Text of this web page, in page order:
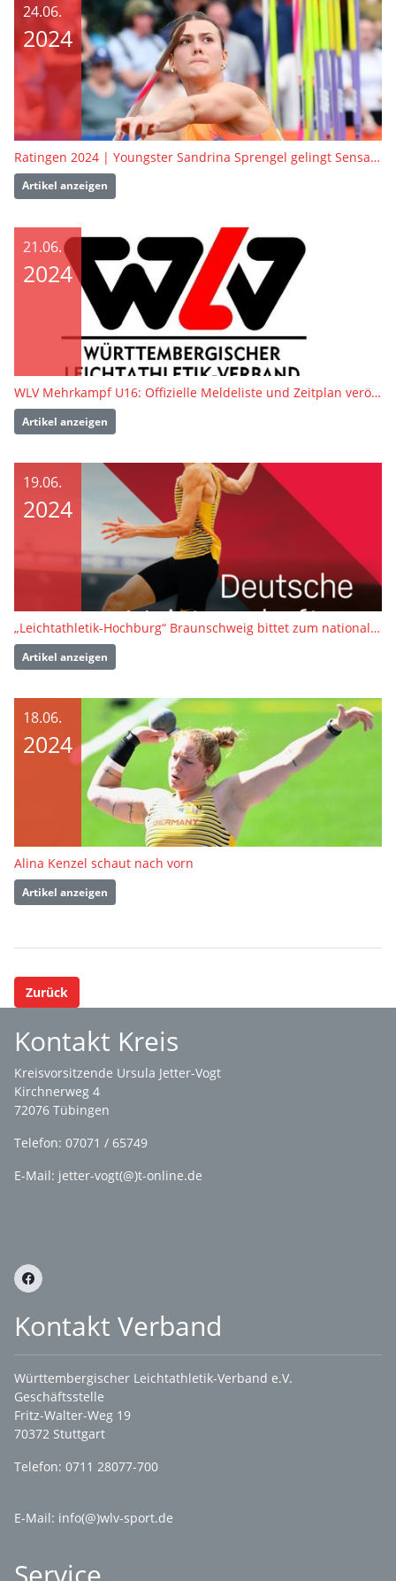
24.06.
2024
Ratingen 2024 | Youngster Sandrina Sprengel gelingt Sensationssieg
Artikel anzeigen
21.06.
2024
WLV Mehrkampf U16: Offizielle Meldeliste und Zeitplan veröffentlicht
Artikel anzeigen
19.06.
2024
„Leichtathletik-Hochburg“ Braunschweig bittet zum nationalen Saison-Highlight
Artikel anzeigen
18.06.
2024
Alina Kenzel schaut nach vorn
Artikel anzeigen
Zurück
Kontakt Kreis
Kreisvorsitzende Ursula Jetter-Vogt
Kirchnerweg 4
72076 Tübingen
Telefon: 07071 / 65749
E-Mail: jetter-vogt(@)t-online.de
Kontakt Verband
Württembergischer Leichtathletik-Verband e.V.
Geschäftsstelle
Fritz-Walter-Weg 19
70372 Stuttgart
Telefon: 0711 28077-700
E-Mail: info(@)wlv-sport.de